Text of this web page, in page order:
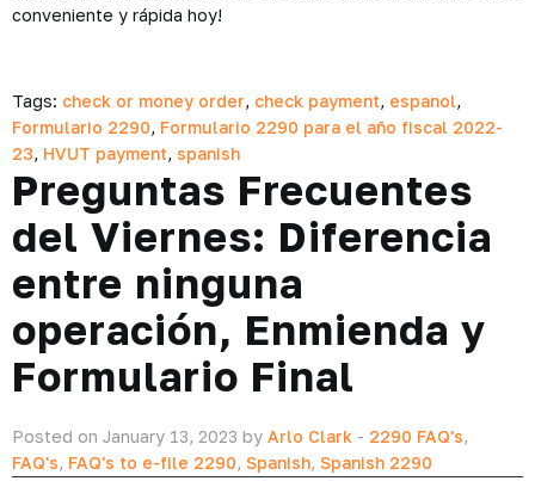
conveniente y rápida hoy!
Tags: check or money order, check payment, espanol,
Formulario 2290, Formulario 2290 para el año fiscal 2022-
23, HVUT payment, spanish
Preguntas Frecuentes
del Viernes: Diferencia
entre ninguna
operación, Enmienda y
Formulario Final
Posted on January 13, 2023 by Arlo Clark - 2290 FAQ's,
FAQ's, FAQ's to e-file 2290, Spanish, Spanish 2290